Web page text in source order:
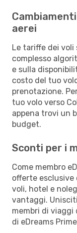
aerei
Le tariffe dei
complesso
e sulla
costo del tuo
prenotazione.
tuo volo verso
appena trovi un
budget.
Sconti per i
Come membro
offerte esclusive
voli, hotel e
vantaggi.
membri di
di eDreams